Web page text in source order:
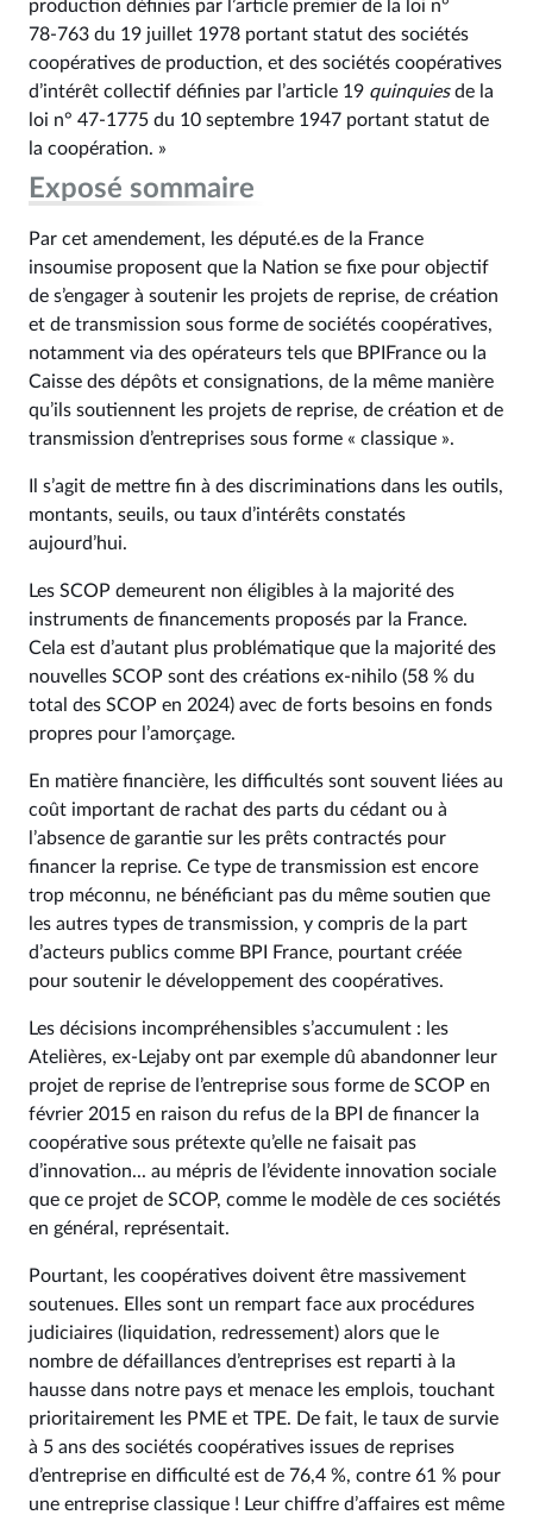
production définies par l’article premier de la loi n°
78‑763 du 19 juillet 1978 portant statut des sociétés
coopératives de production, et des sociétés coopératives
d’intérêt collectif définies par l’article 19 quinquiesde la
loi n° 47‑1775 du 10 septembre 1947 portant statut de
la coopération. »
Exposé sommaire
Par cet amendement, les député.es de la France
insoumise proposent que la Nation se fixe pour objectif
de s’engager à soutenir les projets de reprise, de création
et de transmission sous forme de sociétés coopératives,
notamment via des opérateurs tels que BPIFrance ou la
Caisse des dépôts et consignations, de la même manière
qu’ils soutiennent les projets de reprise, de création et de
transmission d’entreprises sous forme « classique ».
Il s’agit de mettre fin à des discriminations dans les outils,
montants, seuils, ou taux d’intérêts constatés
aujourd’hui.
Les SCOP demeurent non éligibles à la majorité des
instruments de financements proposés par la France.
Cela est d’autant plus problématique que la majorité des
nouvelles SCOP sont des créations ex-nihilo (58 % du
total des SCOP en 2024) avec de forts besoins en fonds
propres pour l’amorçage.
En matière financière, les difficultés sont souvent liées au
coût important de rachat des parts du cédant ou à
l’absence de garantie sur les prêts contractés pour
financer la reprise. Ce type de transmission est encore
trop méconnu, ne bénéficiant pas du même soutien que
les autres types de transmission, y compris de la part
d’acteurs publics comme BPI France, pourtant créée
pour soutenir le développement des coopératives.
Les décisions incompréhensibles s’accumulent : les
Atelières, ex-Lejaby ont par exemple dû abandonner leur
projet de reprise de l’entreprise sous forme de SCOP en
février 2015 en raison du refus de la BPI de financer la
coopérative sous prétexte qu’elle ne faisait pas
d’innovation... au mépris de l’évidente innovation sociale
que ce projet de SCOP, comme le modèle de ces sociétés
en général, représentait.
Pourtant, les coopératives doivent être massivement
soutenues. Elles sont un rempart face aux procédures
judiciaires (liquidation, redressement) alors que le
nombre de défaillances d’entreprises est reparti à la
hausse dans notre pays et menace les emplois, touchant
prioritairement les PME et TPE. De fait, le taux de survie
à 5 ans des sociétés coopératives issues de reprises
d’entreprise en difficulté est de 76,4 %, contre 61 % pour
une entreprise classique ! Leur chiffre d’affaires est même